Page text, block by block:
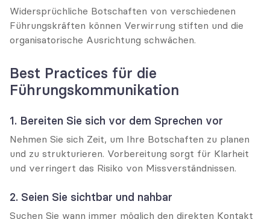
Widersprüchliche Botschaften von verschiedenen
Führungskräften können Verwirrung stiften und die
organisatorische Ausrichtung schwächen.
Best Practices für die
Führungskommunikation
1. Bereiten Sie sich vor dem Sprechen vor
Nehmen Sie sich Zeit, um Ihre Botschaften zu planen
und zu strukturieren. Vorbereitung sorgt für Klarheit
und verringert das Risiko von Missverständnissen.
2. Seien Sie sichtbar und nahbar
Suchen Sie wann immer möglich den direkten Kontakt